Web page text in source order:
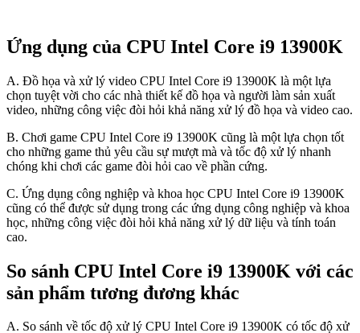
Ứng dụng của CPU Intel Core i9 13900K
A. Đồ họa và xử lý video CPU Intel Core i9 13900K là một lựa
chọn tuyệt vời cho các nhà thiết kế đồ họa và người làm sản xuất
video, những công việc đòi hỏi khả năng xử lý đồ họa và video cao.
B. Chơi game CPU Intel Core i9 13900K cũng là một lựa chọn tốt
cho những game thủ yêu cầu sự mượt mà và tốc độ xử lý nhanh
chóng khi chơi các game đòi hỏi cao về phần cứng.
C. Ứng dụng công nghiệp và khoa học CPU Intel Core i9 13900K
cũng có thể được sử dụng trong các ứng dụng công nghiệp và khoa
học, những công việc đòi hỏi khả năng xử lý dữ liệu và tính toán
cao.
So sánh CPU Intel Core i9 13900K với các
sản phẩm tương đương khác
A. So sánh về tốc độ xử lý CPU Intel Core i9 13900K có tốc độ xử